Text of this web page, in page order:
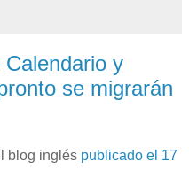
y
se migrarán
blog inglés publicado el 17